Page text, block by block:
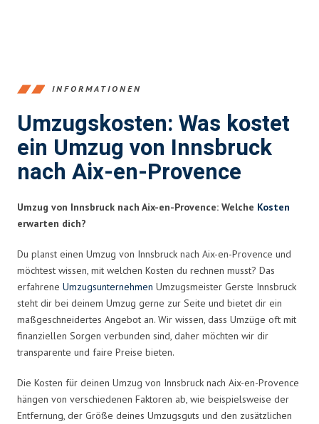
INFORMATIONEN
Umzugskosten: Was kostet
ein Umzug von Innsbruck
nach Aix-en-Provence
Umzug von Innsbruck nach Aix-en-Provence: Welche Kosten
erwarten dich?
Du planst einen Umzug von Innsbruck nach Aix-en-Provence und
möchtest wissen, mit welchen Kosten du rechnen musst? Das
erfahrene Umzugsunternehmen Umzugsmeister Gerste Innsbruck
steht dir bei deinem Umzug gerne zur Seite und bietet dir ein
maßgeschneidertes Angebot an. Wir wissen, dass Umzüge oft mit
finanziellen Sorgen verbunden sind, daher möchten wir dir
transparente und faire Preise bieten.
Die Kosten für deinen Umzug von Innsbruck nach Aix-en-Provence
hängen von verschiedenen Faktoren ab, wie beispielsweise der
Entfernung, der Größe deines Umzugsguts und den zusätzlichen